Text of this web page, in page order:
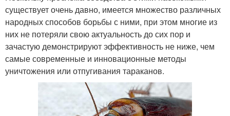
существует очень давно, имеется множество различных
народных способов борьбы с ними, при этом многие из
них не потеряли свою актуальность до сих пор и
зачастую демонстрируют эффективность не ниже, чем
самые современные и инновационные методы
уничтожения или отпугивания тараканов.